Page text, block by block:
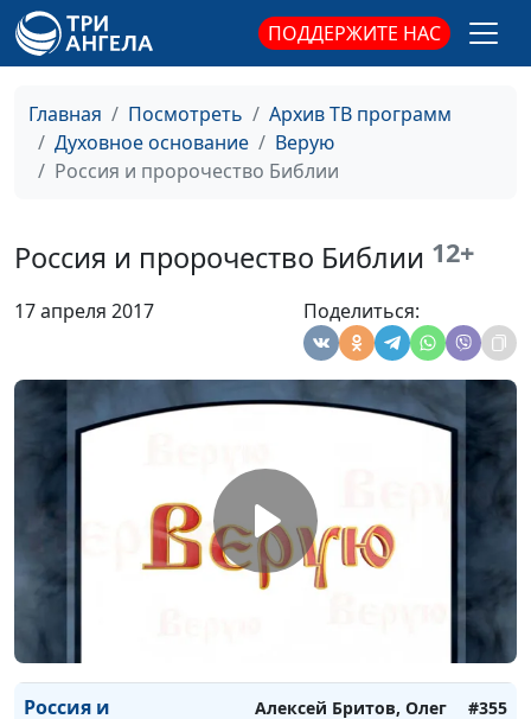
ПОДДЕРЖИТЕ НАС
Главная Посмотреть
Архив ТВ программ
Духовное основание
Верую
Россия и пророчество Библии
Россия и пророчество Библии 12+
17 апреля 2017 Поделиться:
религиозными
объединениями при
Российской Федерации
Пророчество о 2300
вечерах и утрах
Алексей Бритов, Олег
Гончаров, магистр
взаимодействию с
объединениями при
Президенте
Российской Федерации
Символические звери
в пророчествах
Алексей Бритов, Олег
богословия, член
Совета по
взаимодействию с
религиозными
#356
Россия и
Алексей Бритов, Олег
#355